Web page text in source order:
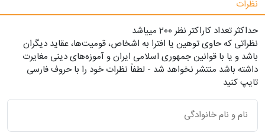
نظرات
حداکثر تعداد کاراکتر نظر 200 ميياشد
نظراتی که حاوی توهین یا افترا به اشخاص، قومیت‌ها، عقاید دیگران
باشد و یا با قوانین جمهوری اسلامی ایران و آموزه‌های دینی مغایرت
داشته باشد منتشر نخواهد شد - لطفاً نظرات خود را با حروف فارسی
تایپ کنید